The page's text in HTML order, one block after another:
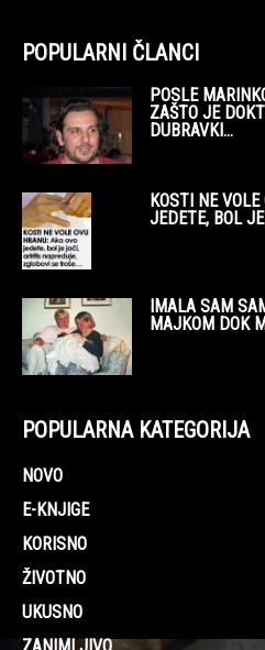
POPULARNI ČLANCI
POSLE
ZAŠTO JE
DUBRAVKI...
KOSTI NE VOLE
JEDETE, BOL
IMALA SAM
MAJKOM DOK
POPULARNA KATEGORIJA
NOVO
E-KNJIGE
KORISNO
ŽIVOTNO
UKUSNO